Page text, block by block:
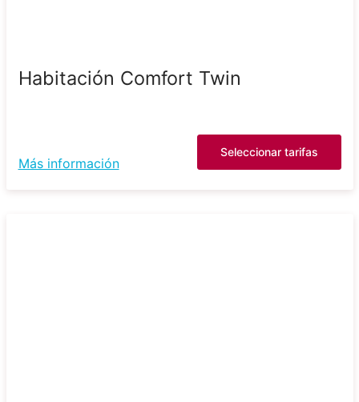
Habitación Comfort Twin
Más información
Seleccionar tarifas